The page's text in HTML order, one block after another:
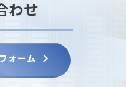
わせ
ォーム